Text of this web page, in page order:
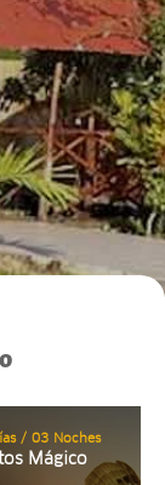
/ 03 Noches
Mágico